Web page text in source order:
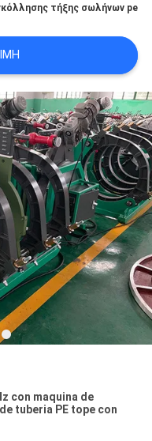
τήξης σωλήνων pe
con maquina de
tuberia PE tope con